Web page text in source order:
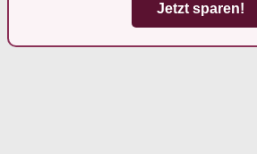
Jetzt sparen!